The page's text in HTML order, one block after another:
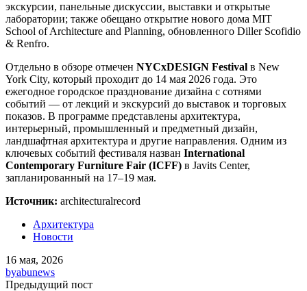
экскурсии, панельные дискуссии, выставки и открытые
лаборатории; также обещано открытие нового дома MIT
School of Architecture and Planning, обновленного Diller Scofidio
& Renfro.
Отдельно в обзоре отмечен NYCxDESIGN Festival в New
York City, который проходит до 14 мая 2026 года. Это
ежегодное городское празднование дизайна с сотнями
событий — от лекций и экскурсий до выставок и торговых
показов. В программе представлены архитектура,
интерьерный, промышленный и предметный дизайн,
ландшафтная архитектура и другие направления. Одним из
ключевых событий фестиваля назван International
Contemporary Furniture Fair (ICFF) в Javits Center,
запланированный на 17–19 мая.
Источник: architecturalrecord
Архитектура
Новости
16 мая, 2026
byabunews
Предыдущий пост